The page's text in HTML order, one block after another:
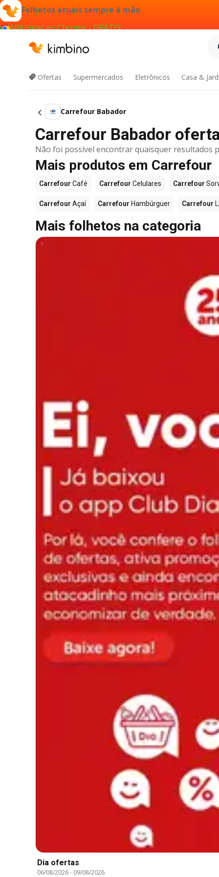
Folhetos atuais sempre à mão
Adicionar ao Chrome - GRÁTIS
Ofertas Supermercados Eletrônicos Casa &
Carrefour Babador
Carrefour Babador
Não foi possível encontrar quaisquer resultados
Mais produtos em Carrefour
Carrefour Café Carrefour Celulares Carrefour
Carrefour Açaí Carrefour Hambúrguer Carrefour
Mais folhetos na categoria
Dia ofertas
06/08/2026- 09/08/2026